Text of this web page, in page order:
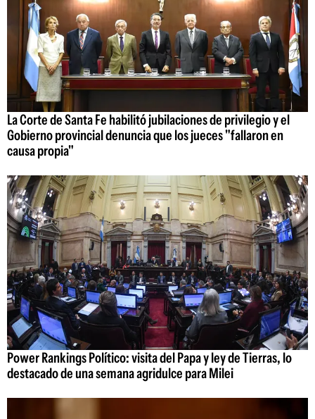
La Corte de Santa Fe habilitó jubilaciones de privilegio y el
Gobierno provincial denuncia que los jueces "fallaron en
causa propia"
Power Rankings Político: visita del Papa y ley de Tierras, lo
destacado de una semana agridulce para Milei